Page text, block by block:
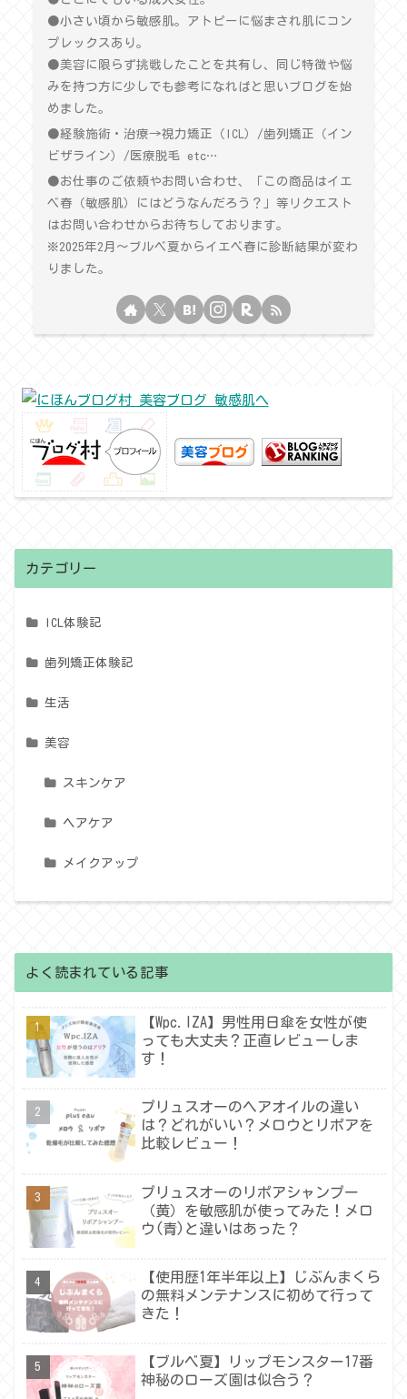
●小さい頃から敏感肌。アトピーに悩まされ肌にコン
プレックスあり。
●美容に限らず挑戦したことを共有し、同じ特徴や悩
みを持つ方に少しでも参考になればと思いブログを始
めました。
●経験施術・治療→視力矯正（ICL）/歯列矯正（イン
ビザライン）/医療脱毛 etc…
●お仕事のご依頼やお問い合わせ、「この商品はイエ
ベ春（敏感肌）にはどうなんだろう？」等リクエスト
はお問い合わせからお待ちしております。
※2025年2月〜ブルベ夏からイエベ春に診断結果が変わ
りました。
カテゴリー
ICL体験記
歯列矯正体験記
生活
美容
スキンケア
ヘアケア
メイクアップ
よく読まれている記事
【Wpc.IZA】男性用日傘を女性が使
っても大丈夫？正直レビューしま
す！
プリュスオーのヘアオイルの違い
は？どれがいい？メロウとリポアを
比較レビュー！
プリュスオーのリポアシャンプー
（黄）を敏感肌が使ってみた！メロ
ウ(青)と違いはあった？
【使用歴1年半年以上】じぶんまくら
の無料メンテナンスに初めて行って
きた！
【ブルベ夏】リップモンスター17番
神秘のローズ園は似合う？